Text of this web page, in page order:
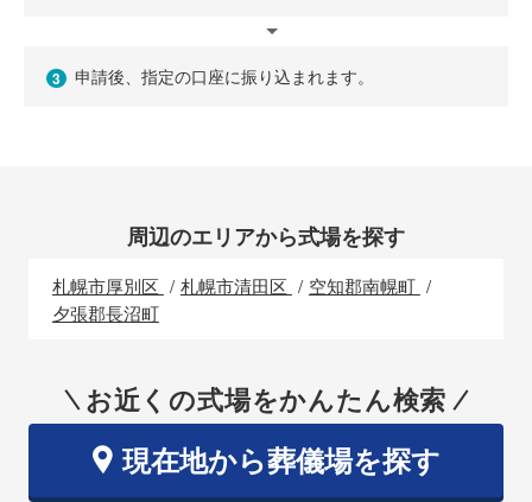
3 申請後、指定の口座に振り込まれます。
周辺のエリアから式場を探す
札幌市厚別区 札幌市清田区
空知郡南幌町
夕張郡長沼町
お近くの式場をかんたん検索
現在地から葬儀場を探す